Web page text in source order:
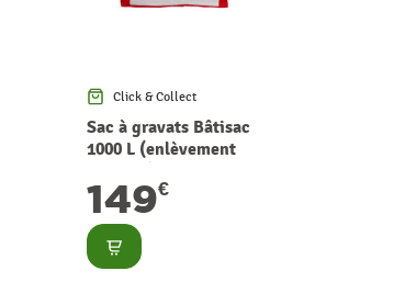
Click & Collect
Sac à gravats Bâtisac
1000 L (enlèvement
149€
Consulter